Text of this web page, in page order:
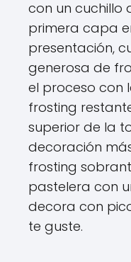
con un cuchillo
primera capa
presentación,
generosa de
el proceso con
frosting
superior de la
decoración
frosting
pastelera con
decora con
te guste.